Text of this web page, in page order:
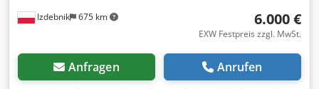
Izdebnik 675 km 6.000 €
EXW Festpreis zzgl. MwSt.
Anfragen Anrufen